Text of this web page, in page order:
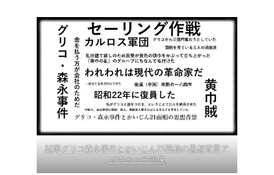
記事グリコ森永事件とかいじん21面相の思想背景ア
イキャッチ画像